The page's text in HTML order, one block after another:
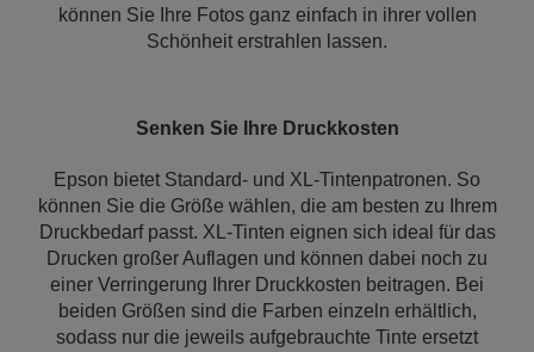
können Sie Ihre Fotos ganz einfach in ihrer vollen
Schönheit erstrahlen lassen.
Senken Sie Ihre Druckkosten
Epson bietet Standard- und XL-Tintenpatronen. So
können Sie die Größe wählen, die am besten zu Ihrem
Druckbedarf passt. XL-Tinten eignen sich ideal für das
Drucken großer Auflagen und können dabei noch zu
einer Verringerung Ihrer Druckkosten beitragen. Bei
beiden Größen sind die Farben einzeln erhältlich,
sodass nur die jeweils aufgebrauchte Tinte ersetzt